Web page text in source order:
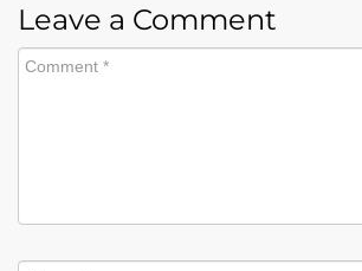
Leave a Comment